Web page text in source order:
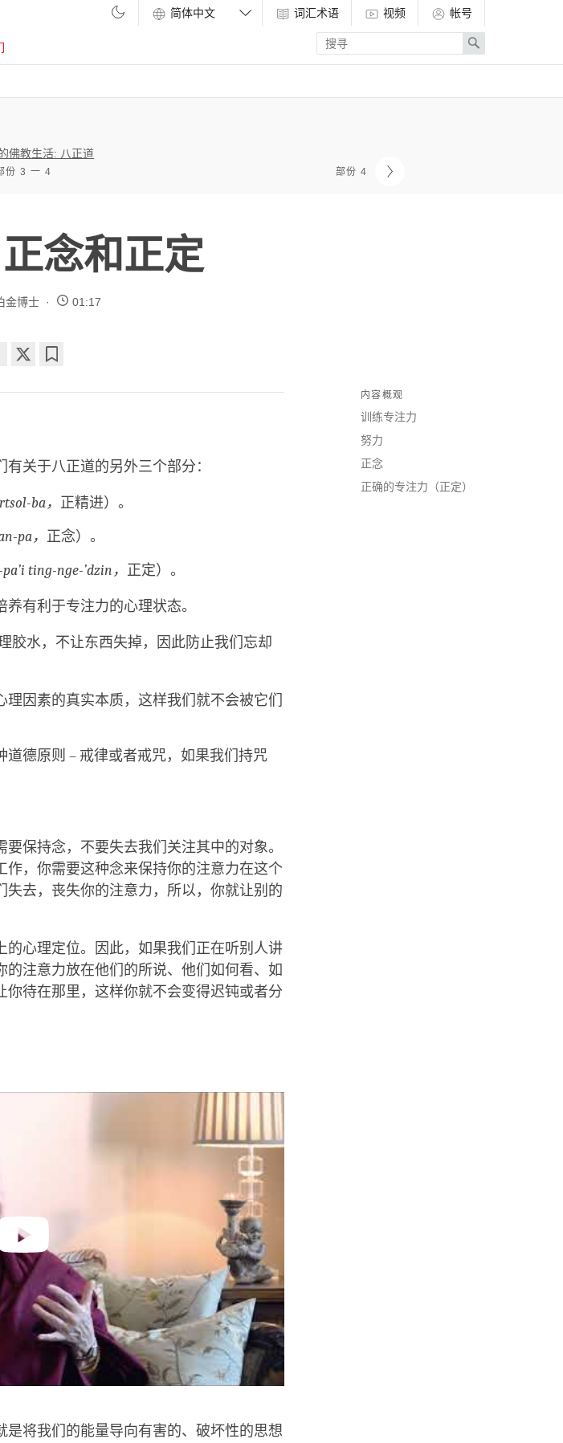
词汇术语 视频
帐号
Enter
search
term
Search
佛教生活: 八正道
份 3 一 4 部份 4
念和正定
金博士 01:17
内容概观
训练专注力
努力
正念
正确的专注力（正定）
关于八正道的另外三个部分：
ba， 正精进）。
pa， 正念）。
ting-nge-’dzin， 正定）。
有利于专注力的心理状态。
胶水，不让东西失掉，因此防止我们忘却
因素的真实本质，这样我们就不会被它们
道德原则 – 戒律或者戒咒，如果我们持咒
保持念，不要失去我们关注其中的对象。
，你需要这种念来保持你的注意力在这个
去，丧失你的注意力，所以，你就让别的
心理定位。因此，如果我们正在听别人讲
注意力放在他们的所说、他们如何看、如
待在那里，这样你就不会变得迟钝或者分
将我们的能量导向有害的、破坏性的思想